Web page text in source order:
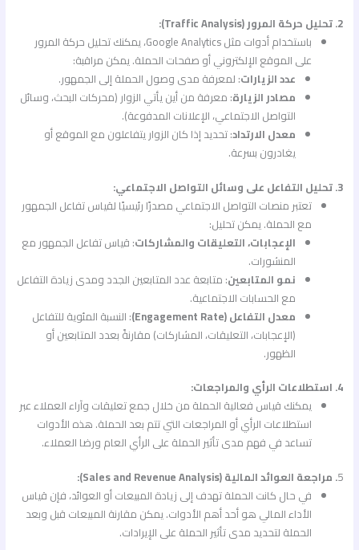
2. تحليل حركة المرور (Traffic Analysis):
باستخدام أدوات مثل Google Analytics، يمكنك تحليل حركة المرور
على الموقع الإلكتروني أو صفحات الحملة. يمكن مراقبة:
عدد الزيارات: لمعرفة مدى وصول الحملة إلى الجمهور.
مصادر الزيارة: معرفة من أين يأتي الزوار (محركات البحث، وسائل
التواصل الاجتماعي، الإعلانات المدفوعة).
معدل الارتداد: تحديد إذا كان الزوار يتفاعلون مع الموقع أو
يغادرون بسرعة.
3. تحليل التفاعل على وسائل التواصل الاجتماعي:
تعتبر منصات التواصل الاجتماعي مصدرًا رئيسيًا لقياس تفاعل الجمهور
مع الحملة. يمكن تحليل:
الإعجابات، التعليقات والمشاركات: قياس تفاعل الجمهور مع
المنشورات.
نمو المتابعين: متابعة عدد المتابعين الجدد ومدى زيادة التفاعل
مع الحسابات الاجتماعية.
معدل التفاعل (Engagement Rate)
: النسبة المئوية للتفاعل
(الإعجابات، التعليقات، المشاركات) مقارنةً بعدد المتابعين أو
الظهور.
4. استطلاعات الرأي والمراجعات:
يمكنك قياس فعالية الحملة من خلال جمع تعليقات وآراء العملاء عبر
استطلاعات الرأي أو المراجعات التي تتم بعد الحملة. هذه الأدوات
تساعد في فهم مدى تأثير الحملة على الرأي العام ورضا العملاء.
5. مراجعة العوائد المالية (Sales and Revenue Analysis):
في حال كانت الحملة تهدف إلى زيادة المبيعات أو العوائد، فإن قياس
الأداء المالي هو أحد أهم الأدوات. يمكن مقارنة المبيعات قبل وبعد
الحملة لتحديد مدى تأثير الحملة على الإيرادات.